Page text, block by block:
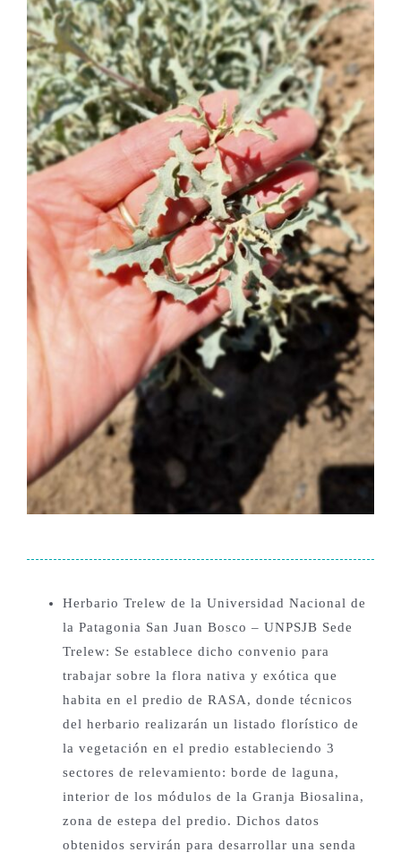
Herbario Trelew de la Universidad Nacional de
la Patagonia San Juan Bosco – UNPSJB Sede
Trelew: Se establece dicho convenio para
trabajar sobre la flora nativa y exótica que
habita en el predio de RASA, donde técnicos
del herbario realizarán un listado florístico de
la vegetación en el predio estableciendo 3
sectores de relevamiento: borde de laguna,
interior de los módulos de la Granja Biosalina,
zona de estepa del predio. Dichos datos
obtenidos servirán para desarrollar una senda